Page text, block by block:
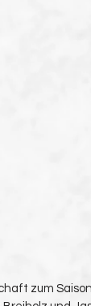
zum